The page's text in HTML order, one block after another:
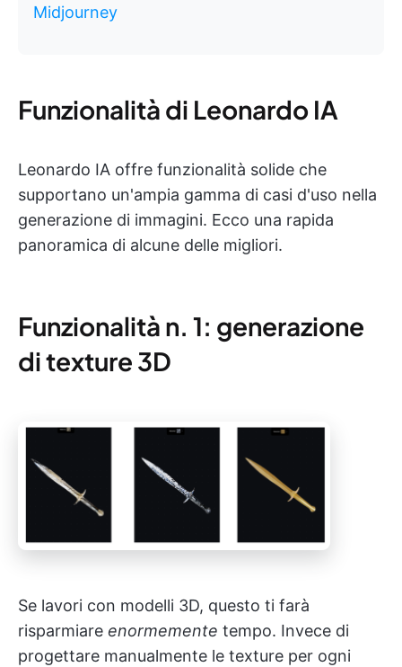
Midjourney
Funzionalità di Leonardo IA
Leonardo IA offre funzionalità solide che
supportano un'ampia gamma di casi d'uso nella
generazione di immagini. Ecco una rapida
panoramica di alcune delle migliori.
Funzionalità n. 1: generazione
di texture 3D
Se lavori con modelli 3D, questo ti farà
risparmiare enormemente tempo. Invece di
progettare manualmente le texture per ogni